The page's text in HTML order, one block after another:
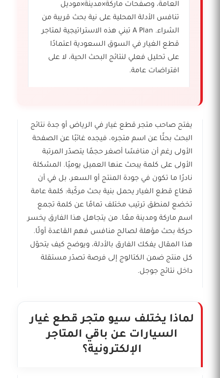
العامة، وصفحات ماركة×مدينة×موديل
تنافس الأدلة المحلية على نية بحث قريبة من
الشراء. A Plan تبني هذه الاستراتيجية لمتاجر
قطع الغيار في السوق السعودية اعتمادًا
على تحليل فعلي لنتائج البحث الحية، لا على
افتراضات عامة.
يفتح صاحب متجر قطع غيار في الرياض أو جدة نتائج
البحث بحثًا عن اسم متجره، فيجده غائبًا عن الصفحة
الأولى رغم أن منافسًا أصغر حجمًا يتصدّر المرتبة
الأولى على كلمة يبحث عنها العميل يوميًا. المشكلة
نادرًا ما تكون في جودة المنتج أو السعر، بل في أن
قطاع قطع الغيار يحمل بنية بحث مركّبة: كلمة عامة
تخضع لمنطق ترتيب مختلف تمامًا عن كلمة تجمع
اسم ماركة ومدينة معًا. من يتجاهل هذا الفارق يخسر
حركة بحث مؤهلة لصالح منافس فهم القاعدة أولًا.
هذا المقال يفكك الفارق بالأدلة، ويوضح كيف يتحوّل
كل منتج ضمن الكتالوج إلى فرصة تصدّر مستقلة
داخل نتائج جوجل.
لماذا يختلف سيو متجر قطع غيار
السيارات عن باقي المتاجر
الإلكترونية؟